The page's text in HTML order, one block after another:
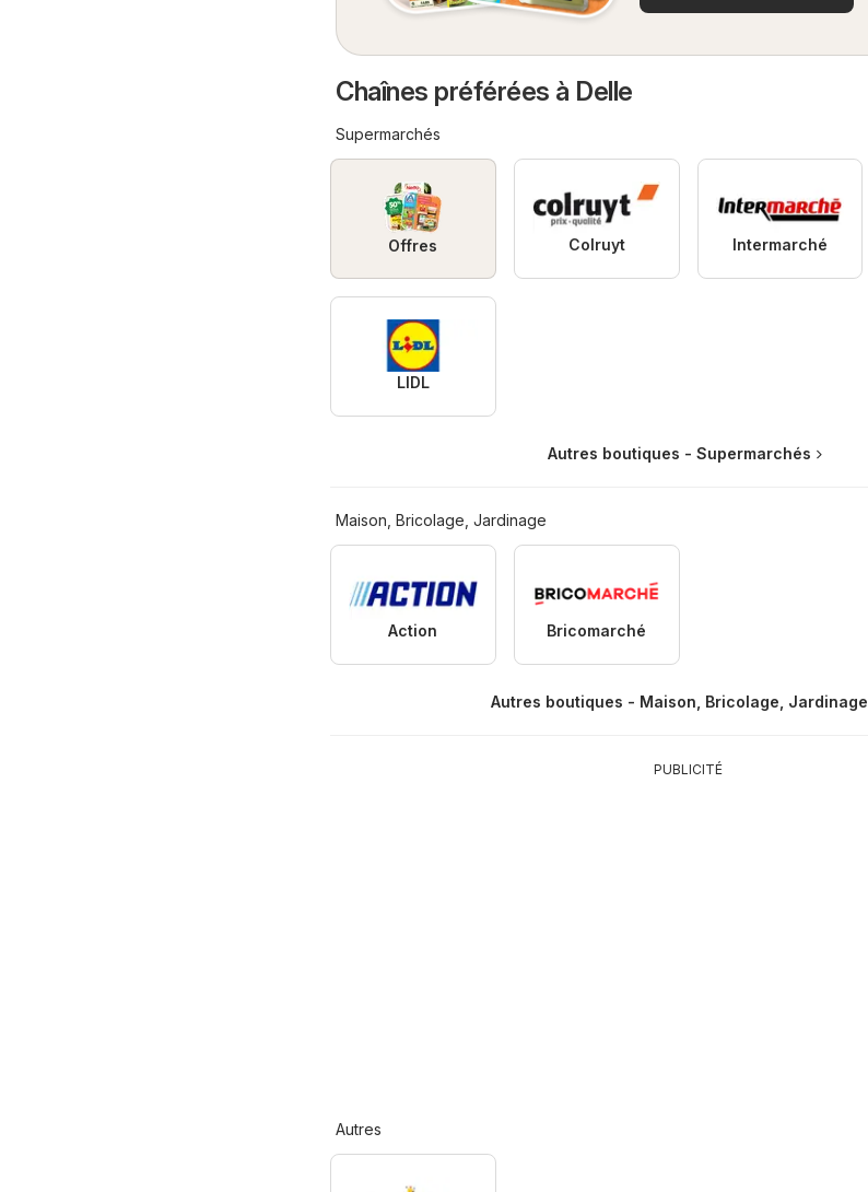
Chaînes préférées à Delle
Supermarchés
Offres Colruyt Intermarché
LIDL
Autres boutiques - Supermarchés
Maison, Bricolage, Jardinage
Action Bricomarché
Autres boutiques - Maison, Bricolage, Jardinage
PUBLICITÉ
Autres